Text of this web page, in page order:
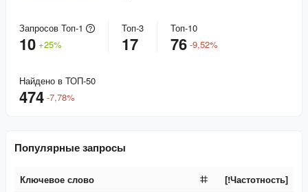
Запросов Топ-1
10 +25%
Топ-3
17
Топ-10
76 -9,52%
Найдено в ТОП-50
474 -7,78%
Популярные запросы
Ключевое слово
[!Частотность]